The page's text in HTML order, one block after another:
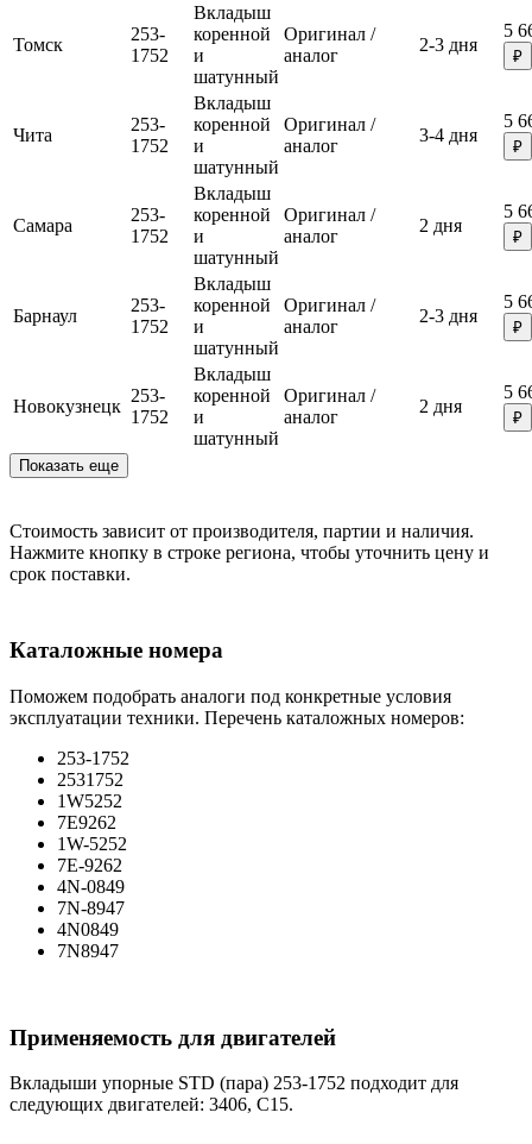
Томск
253-
1752
Вкладыш
коренной
и
шатунный
Оригинал /
аналог
2-3 дня
5
₽
Чита
253-
1752
Вкладыш
коренной
и
шатунный
Оригинал /
аналог
3-4 дня
5
₽
Самара
253-
1752
Вкладыш
коренной
и
шатунный
Оригинал /
аналог
2 дня
5
₽
Барнаул
253-
1752
Вкладыш
коренной
и
шатунный
Оригинал /
аналог
2-3 дня
5
₽
Новокузнецк
253-
1752
Вкладыш
коренной
и
шатунный
Оригинал /
аналог
2 дня
5
₽
Показать еще
Стоимость зависит от производителя, партии и наличия.
Нажмите кнопку в строке региона, чтобы уточнить цену и
срок поставки.
Каталожные номера
Поможем подобрать аналоги под конкретные условия
эксплуатации техники. Перечень каталожных номеров:
253-1752
2531752
1W5252
7E9262
1W-5252
7E-9262
4N-0849
7N-8947
4N0849
7N8947
Применяемость для двигателей
Вкладыши упорные STD (пара) 253-1752 подходит для
следующих двигателей: 3406, C15.